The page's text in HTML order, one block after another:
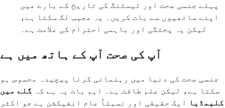
پہلے جنسی صحت اور ٹیسٹنگ کی تاریخ کے بارے میں
اپنے ساتھیوں سے بات کریں۔ یہ عجیب لگ سکتا ہے،
لیکن یہ پختگی اور باہمی احترام کی علامت ہے۔
آپ کی صحت آپ کے ہاتھ میں ہے
جنسی صحت کی دنیا میں رہنمائی کرنا پیچیدہ محسوس ہو
سکتا ہے، لیکن علم طاقت ہے۔ اہم بات یہ ہے کہ گلے میں
کلیمڈیا
ایک حقیقی اور نسبتاً عام انفیکشن ہے جو اکثر